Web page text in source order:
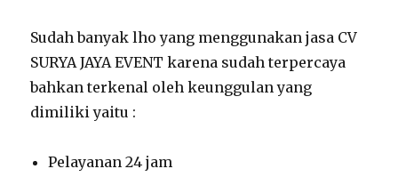
Sudah banyak lho yang menggunakan jasa CV
SURYA JAYA EVENT karena sudah terpercaya
bahkan terkenal oleh keunggulan yang
dimiliki yaitu :
Pelayanan 24 jam